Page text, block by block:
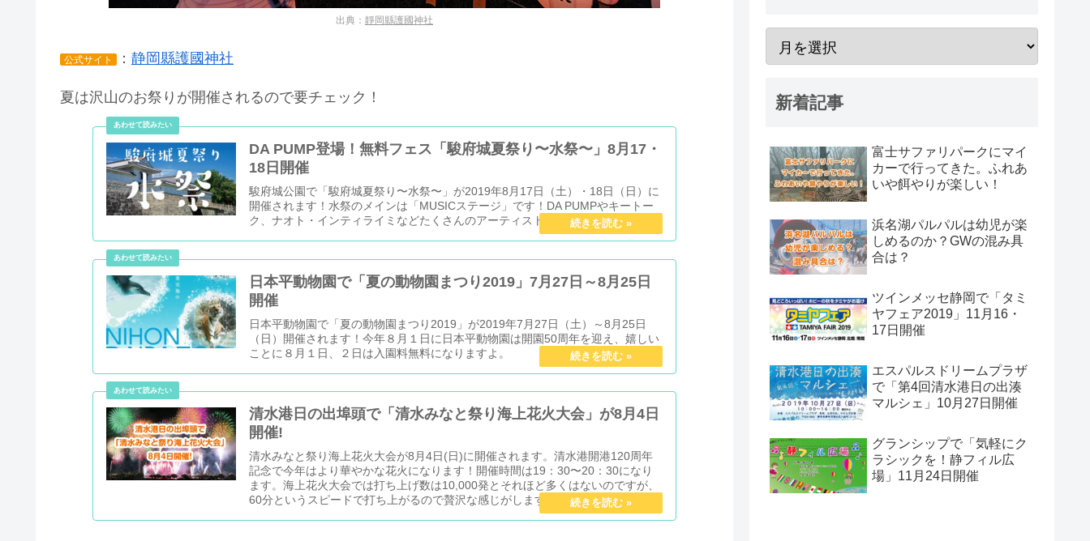
出典： 靜岡縣護國神社
公式サイト ： 静岡縣護國神社
夏は沢山のお祭りが開催されるので要チェック！
DA PUMP登場！無料フェス「駿府城夏祭り〜水祭〜」8月17・
18日開催
駿府城公園で「駿府城夏祭り〜水祭〜」が2019年8月17日（土）・18日（日）に
開催されます！水祭のメインは「MUSICステージ」です！DA PUMPやキートー
ク、ナオト・インティライミなどたくさんのアーティストが出演します！
日本平動物園で「夏の動物園まつり2019」7月27日～8月25日
開催
日本平動物園で「夏の動物園まつり2019」が2019年7月27日（土）～8月25日
（日）開催されます！今年８月１日に日本平動物園は開園50周年を迎え、嬉しい
ことに８月１日、２日は入園料無料になりますよ。
清水港日の出埠頭で「清水みなと祭り海上花火大会」が8月4日
開催!
清水みなと祭り海上花火大会が8月4日(日)に開催されます。清水港開港120周年
記念で今年はより華やかな花火になります！開催時間は19：30〜20：30になり
ます。海上花火大会では打ち上げ数は10,000発とそれほど多くはないのですが、
60分というスピードで打ち上がるので贅沢な感じがしますよ！
新着記事
富士サファリパークにマイ
カーで行ってきた。ふれあ
いや餌やりが楽しい！
浜名湖パルパルは幼児が楽
しめるのか？GWの混み具
合は？
ツインメッセ静岡で「タミ
ヤフェア2019」11月16・
17日開催
エスパルスドリームプラザ
で「第4回清水港日の出湊
マルシェ」10月27日開催
グランシップで「気軽にク
ラシックを！静フィル広
場」11月24日開催